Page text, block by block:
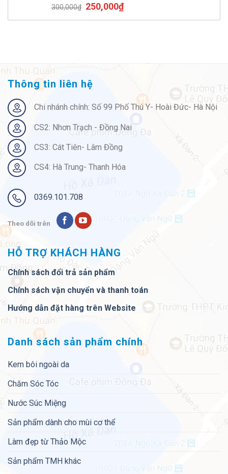
Được xếp
hạng
5.00
sao
300,000₫ 250,000₫
Thông tin liên hệ
Chi nhánh chính: Số 99 Phố Thú Y- Hoài Đức- Hà Nội
CS2: Nhơn Trạch - Đồng Nai
CS3: Cát Tiên- Lâm Đồng
CS4: Hà Trung- Thanh Hóa
0369.101.708
Theo dõi trên
HỖ TRỢ KHÁCH HÀNG
Chính sách đổi trả sản phẩm
Chính sách vận chuyển và thanh toán
Hướng dẫn đặt hàng trên Website
Danh sách sản phẩm chính
Kem bôi ngoài da
Chăm Sóc Tóc
Nước Súc Miệng
Sản phẩm dành cho mùi cơ thể
Làm đẹp từ Thảo Mộc
Sản phẩm TMH khác